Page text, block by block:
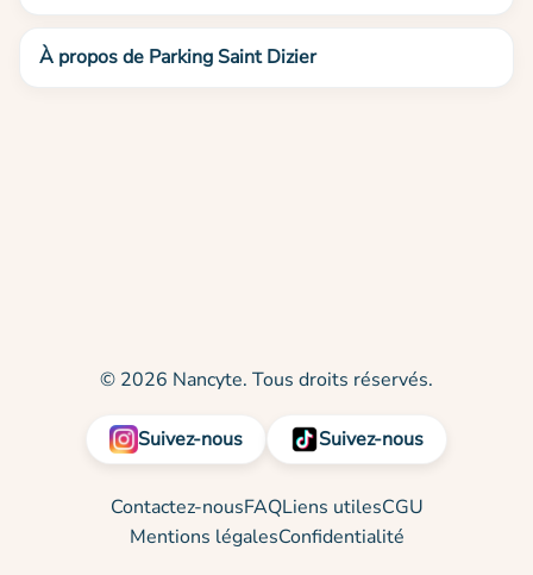
À propos de Parking Saint Dizier
© 2026 Nancyte. Tous droits réservés.
Suivez-nous Suivez-nous
Contactez-nousFAQLiens utilesCGU
Mentions légalesConfidentialité